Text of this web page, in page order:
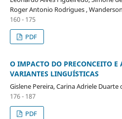
Roger Antonio Rodrigues ,
160 - 175
PDF
O IMPACTO DO PRECONCEITO E
VARIANTES LINGUÍSTICAS
Gislene Pereira, Carina Adriele
176 - 187
PDF